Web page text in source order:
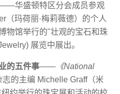
华盛顿特区分会成员参观
（玛荷丽·梅莉薇德）的个人
物馆举行的"壮观的宝石和珠
展览中展出。
的五件事—— 《National
志的主编 Michelle Graff（米